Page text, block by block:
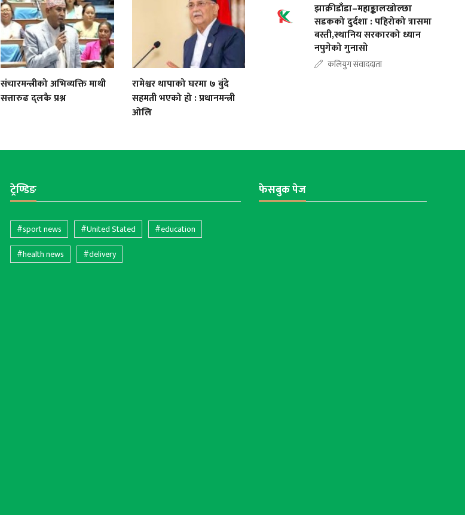
संचारमन्त्रीको अभिव्यक्ति माथी
सत्तारुढ द्लकै प्रश्न
रामेश्वर थापाको घरमा ७ बुंदे
सहमती भएको हो : प्रधानमन्त्री
ओलि
झाक्रीडाँडा–महाङ्कालखोल्छा
सडकको दुर्दशा : पहिरोको त्रासमा
बस्ती,स्थानिय सरकारको ध्यान
नपुगेको गुनासो
कलियुग संवाददाता
ट्रेण्डिङ
#sport news #United Stated
#education
#health news
#delivery
फेसबुक पेज